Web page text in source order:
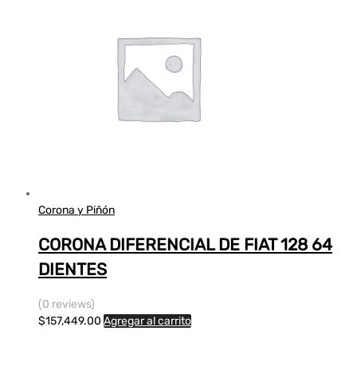
Corona y Piñón
CORONA DIFERENCIAL DE FIAT 128 64
DIENTES
(0 reviews)
$157,449.00 Agregar al carrito